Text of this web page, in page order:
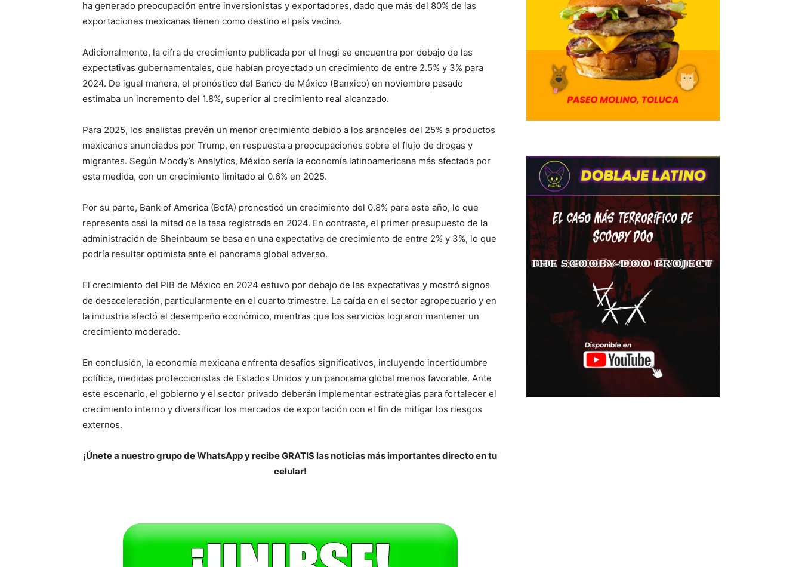
ha generado preocupación entre inversionistas y exportadores, dado que más del 80% de las
exportaciones mexicanas tienen como destino el país vecino.
Adicionalmente, la cifra de crecimiento publicada por el Inegi se encuentra por debajo de las
expectativas gubernamentales, que habían proyectado un crecimiento de entre 2.5% y 3% para
2024. De igual manera, el pronóstico del Banco de México (Banxico) en noviembre pasado
estimaba un incremento del 1.8%, superior al crecimiento real alcanzado.
Para 2025, los analistas prevén un menor crecimiento debido a los aranceles del 25% a productos
mexicanos anunciados por Trump, en respuesta a preocupaciones sobre el flujo de drogas y
migrantes. Según Moody’s Analytics, México sería la economía latinoamericana más afectada por
esta medida, con un crecimiento limitado al 0.6% en 2025.
Por su parte, Bank of America (BofA) pronosticó un crecimiento del 0.8% para este año, lo que
representa casi la mitad de la tasa registrada en 2024. En contraste, el primer presupuesto de la
administración de Sheinbaum se basa en una expectativa de crecimiento de entre 2% y 3%, lo que
podría resultar optimista ante el panorama global adverso.
El crecimiento del PIB de México en 2024 estuvo por debajo de las expectativas y mostró signos
de desaceleración, particularmente en el cuarto trimestre. La caída en el sector agropecuario y en
la industria afectó el desempeño económico, mientras que los servicios lograron mantener un
crecimiento moderado.
En conclusión, la economía mexicana enfrenta desafíos significativos, incluyendo incertidumbre
política, medidas proteccionistas de Estados Unidos y un panorama global menos favorable. Ante
este escenario, el gobierno y el sector privado deberán implementar estrategias para fortalecer el
crecimiento interno y diversificar los mercados de exportación con el fin de mitigar los riesgos
externos.
¡Únete a nuestro grupo de WhatsApp y recibe GRATIS las noticias más importantes directo en tu
celular!